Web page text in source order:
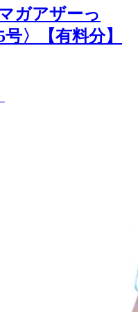
ガアザーっ
〉【有料分】